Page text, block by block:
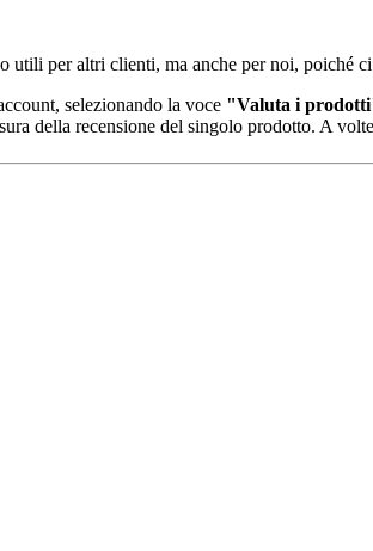
utili per altri clienti, ma anche per noi, poiché
selezionando la voce "Valuta i
della recensione del singolo prodotto. A